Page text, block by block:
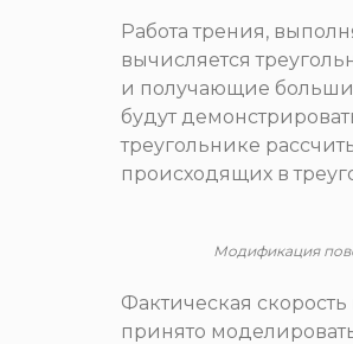
Работа трения,
вычисляется
и получающие
будут
треугольнике
происходящих в
Модификация
Фактическая
принято